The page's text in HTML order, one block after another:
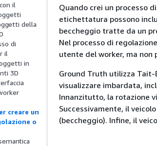
il
della
di
il
in
3D
creare un
o
Quando crei un processo
etichettatura possono
beccheggio tratte da un
Nel processo di
utente del worker, ma non
Ground Truth utilizza
visualizzare imbardata,
Innanzitutto, la rotazione
Successivamente, il
(beccheggio). Infine, il